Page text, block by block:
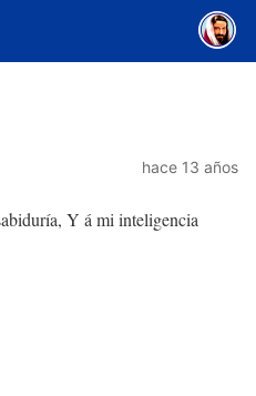
hace 13 años
Y á mi inteligencia